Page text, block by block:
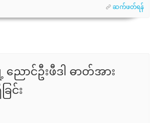
ဆက်ဖတ်ရန်
ညောင်ဦးဖီဒါ ဓာတ်အား
င်း